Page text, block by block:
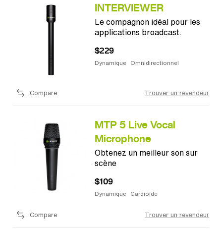
INTERVIEWER
Le compagnon idéal pour les
applications broadcast.
$229
Dynamique Omnidirectionnel
Compare Trouver un revendeur
MTP 5 Live Vocal
Microphone
Obtenez un meilleur son sur
scène
$109
Dynamique Cardioïde
Compare Trouver un revendeur